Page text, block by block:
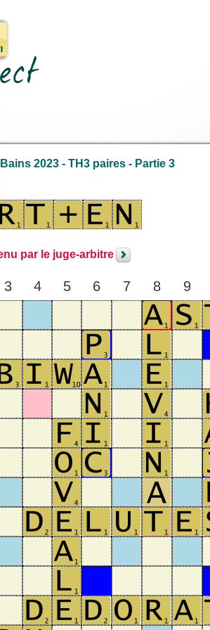
2023 - TH3 paires - Partie 3
par le juge-arbitre
3 4 5 6 7 8 9